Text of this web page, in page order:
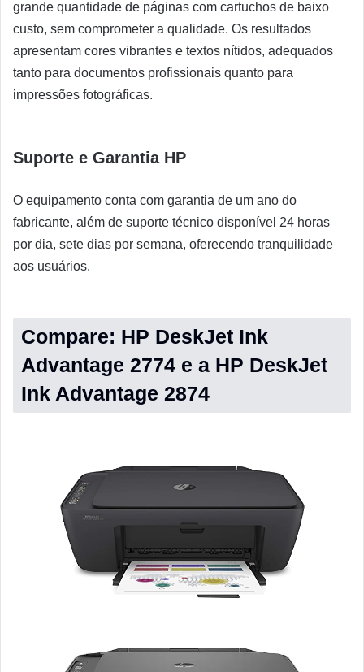
grande quantidade de páginas com cartuchos de baixo
custo, sem comprometer a qualidade. Os resultados
apresentam cores vibrantes e textos nítidos, adequados
tanto para documentos profissionais quanto para
impressões fotográficas.
Suporte e Garantia HP
O equipamento conta com garantia de um ano do
fabricante, além de suporte técnico disponível 24 horas
por dia, sete dias por semana, oferecendo tranquilidade
aos usuários.
Compare: HP DeskJet Ink
Advantage 2774 e a HP DeskJet
Ink Advantage 2874